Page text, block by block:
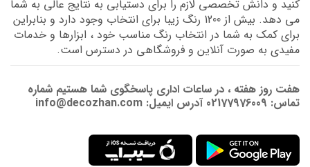
کنید و دانش تخصصی لازم را برای دستیابی به نتایج عالی به شما
می دهد. بیش از 1200 رنگ زیبا برای انتخاب وجود دارد و بنابراین
برای کمک به شما در انتخاب رنگ مناسب خود ، ابزارها و خدمات
مفیدی به صورت آنلاین و فروشگاهی در دسترس است.
هفت روز هفته ، در ساعات اداری پاسخگوی شما هستیم شماره
تماس: 02177976009 آدرس ایمیل: info@decozhan.com